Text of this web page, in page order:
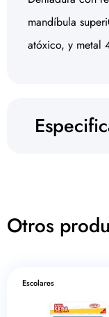
mandíbula
atóxico, y metal
Otros
Escolares